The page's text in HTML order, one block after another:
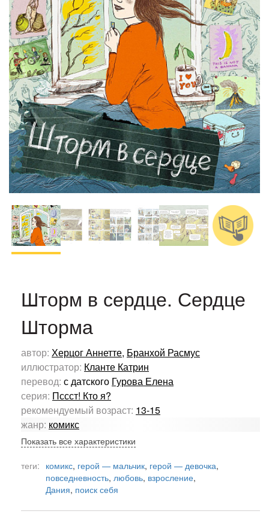
Шторм в сердце. Сердце
Шторма
автор: Херцог Аннетте, Бранхой Расмус
иллюстратор: Кланте Катрин
перевод: с датского Гурова Елена
серия: Пссст! Кто я?
рекомендуемый возраст: 13-15
жанр: комикс
Показать все характеристики
теги: комикс, герой — мальчик, герой — девочка,
повседневность, любовь, взросление,
Дания, поиск себя